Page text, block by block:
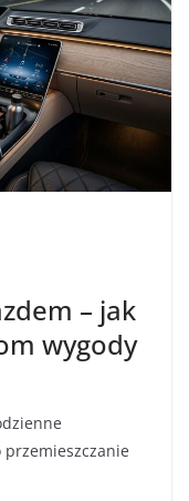
– jak
wygody